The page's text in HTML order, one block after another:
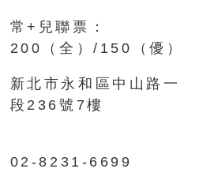
常+兒聯票：
200（全）/150（優）
新北市永和區中山路一
段236號7樓
02-8231-6699